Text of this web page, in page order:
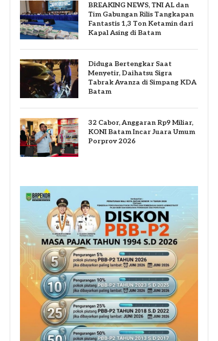
BREAKING NEWS, TNI AL dan
Tim Gabungan Rilis Tangkapan
Fantastis 1,3 Ton Ketamin dari
Kapal Asing di Batam
Diduga Bertengkar Saat
Menyetir, Daihatsu Sigra
Tabrak Avanza di Simpang KDA
Batam
32 Cabor, Anggaran Rp9 Miliar,
KONI Batam Incar Juara Umum
Porprov 2026